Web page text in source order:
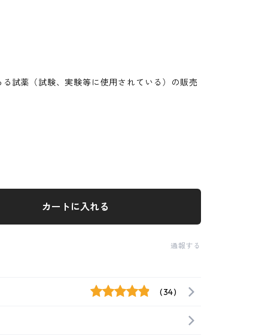
試薬（試験、実験等に使用されている）の販売
カートに入れる
通報する
(34)